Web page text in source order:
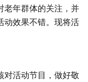
老年群体的关注，并
动效果不错。现将活
对活动节目，做好敬